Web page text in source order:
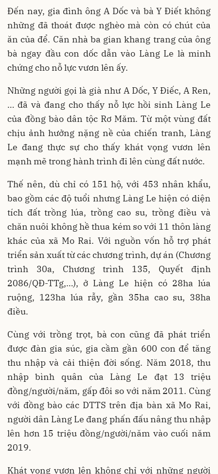
Đến nay, gia đình ông A Dốc và bà Y Điết không
những đã thoát được nghèo mà còn có chút của
ăn của để. Căn nhà ba gian khang trang của ông
bà ngay đầu con dốc dẫn vào Làng Le là minh
chứng cho nỗ lực vươn lên ấy.
Những người gọi là già như A Dốc, Y Điếc, A Ren,
… đã và đang cho thấy nỗ lực hồi sinh Làng Le
của đồng bào dân tộc Rơ Măm. Từ một vùng đất
chịu ảnh hưởng nặng nề của chiến tranh, Làng
Le đang thực sự cho thấy khát vọng vươn lên
mạnh mẽ trong hành trình đi lên cùng đất nước.
Thế nên, dù chỉ có 151 hộ, với 453 nhân khẩu,
bao gồm các độ tuổi nhưng Làng Le hiện có diện
tích đất trồng lúa, trồng cao su, trồng điều và
chăn nuôi không hề thua kém so với 11 thôn làng
khác của xã Mo Rai. Với nguồn vốn hỗ trợ phát
triển sản xuất từ các chương trình, dự án (Chương
trình 30a, Chương trình 135, Quyết định
2086/QĐ-TTg,…), ở Làng Le hiện có 28ha lúa
ruộng, 123ha lúa rẫy, gần 35ha cao su, 38ha
điều.
Cùng với trồng trọt, bà con cũng đã phát triển
được đàn gia súc, gia cầm gần 600 con để tăng
thu nhập và cải thiện đời sống. Năm 2018, thu
nhập bình quân của Làng Le đạt 13 triệu
đồng/người/năm, gấp đôi so với năm 2011. Cùng
với đồng bào các DTTS trên địa bàn xã Mo Rai,
người dân Làng Le đang phấn đấu nâng thu nhập
lên hơn 15 triệu đồng/người/năm vào cuối năm
2019.
Khát vọng vươn lên không chỉ với những người